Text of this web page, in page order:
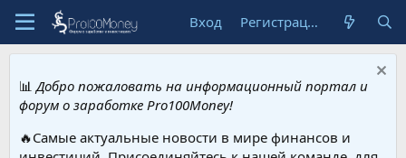
Вход Регистрация
📊 Добро пожаловать на информационный портал и
форум о заработке Pro100Money!
🔥Самые актуальные новости в мире финансов и